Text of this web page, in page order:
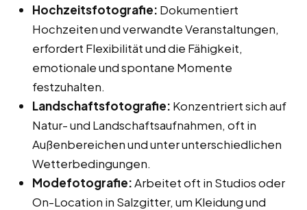
Hochzeitsfotografie: Dokumentiert
Hochzeiten und verwandte Veranstaltungen,
erfordert Flexibilität und die Fähigkeit,
emotionale und spontane Momente
festzuhalten.
Landschaftsfotografie: Konzentriert sich auf
Natur- und Landschaftsaufnahmen, oft in
Außenbereichen und unter unterschiedlichen
Wetterbedingungen.
Modefotografie:Arbeitet oft in Studios oder
On-Location in Salzgitter, um Kleidung und